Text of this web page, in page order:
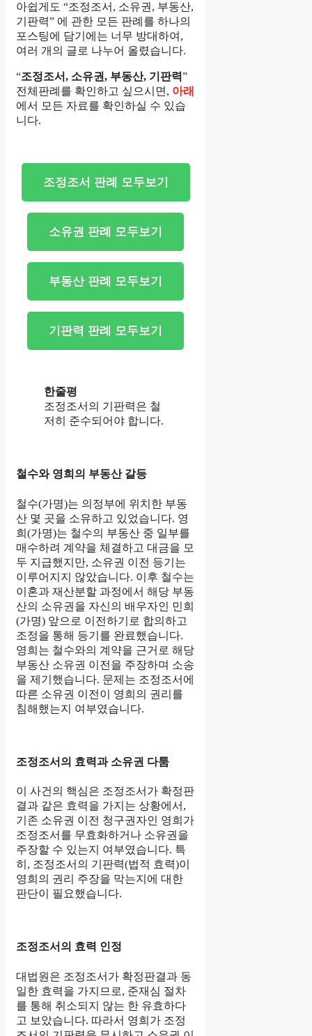
아쉽게도 “조정조서, 소유권, 부동산,
기판력” 에 관한 모든 판례를 하나의
포스팅에 담기에는 너무 방대하여,
여러 개의 글로 나누어 올렸습니다.
“조정조서, 소유권, 부동산, 기판력”
전체판례를 확인하고 싶으시면, 아래
에서 모든 자료를 확인하실 수 있습
니다.
조정조서 판례 모두보기
소유권 판례 모두보기
부동산 판례 모두보기
기판력 판례 모두보기
한줄평
조정조서의 기판력은 철
저히 준수되어야 합니다.
철수와 영희의 부동산 갈등
철수(가명)는 의정부에 위치한 부동
산 몇 곳을 소유하고 있었습니다. 영
희(가명)는 철수의 부동산 중 일부를
매수하려 계약을 체결하고 대금을 모
두 지급했지만, 소유권 이전 등기는
이루어지지 않았습니다. 이후 철수는
이혼과 재산분할 과정에서 해당 부동
산의 소유권을 자신의 배우자인 민희
(가명) 앞으로 이전하기로 합의하고
조정을 통해 등기를 완료했습니다.
영희는 철수와의 계약을 근거로 해당
부동산 소유권 이전을 주장하며 소송
을 제기했습니다. 문제는 조정조서에
따른 소유권 이전이 영희의 권리를
침해했는지 여부였습니다.
조정조서의 효력과 소유권 다툼
이 사건의 핵심은 조정조서가 확정판
결과 같은 효력을 가지는 상황에서,
기존 소유권 이전 청구권자인 영희가
조정조서를 무효화하거나 소유권을
주장할 수 있는지 여부였습니다. 특
히, 조정조서의 기판력(법적 효력)이
영희의 권리 주장을 막는지에 대한
판단이 필요했습니다.
조정조서의 효력 인정
대법원은 조정조서가 확정판결과 동
일한 효력을 가지므로, 준재심 절차
를 통해 취소되지 않는 한 유효하다
고 보았습니다. 따라서 영희가 조정